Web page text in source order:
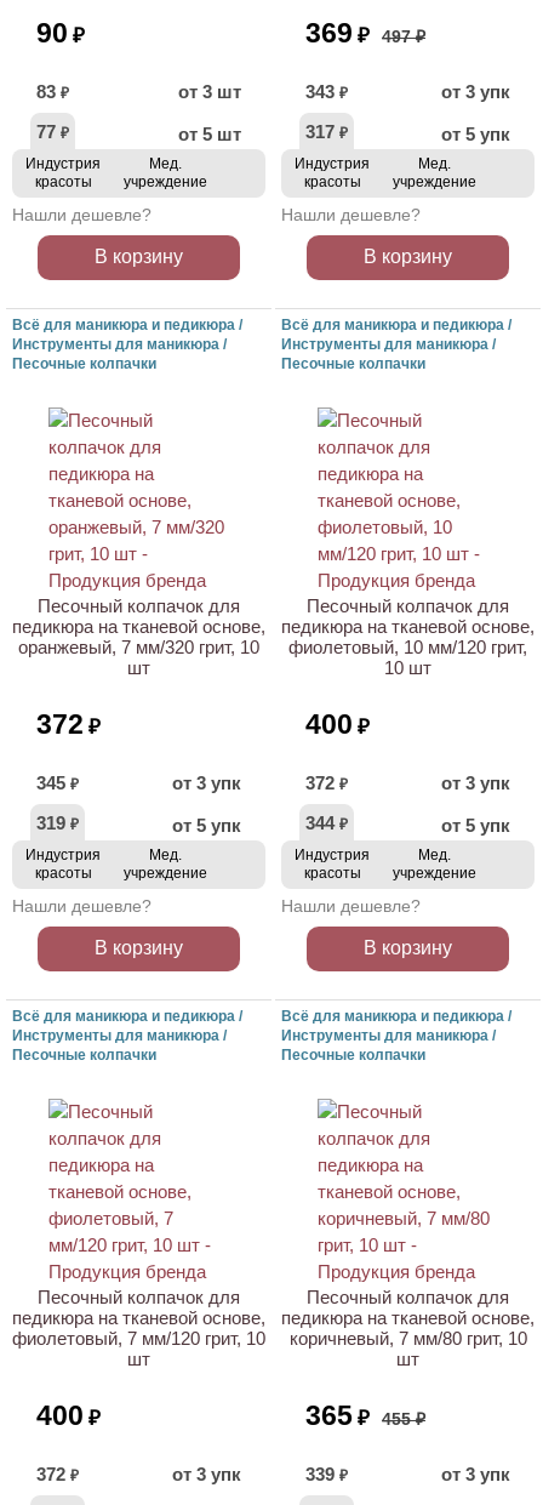
90 ₽
83 ₽
от 3 шт
77 ₽ от 5 шт
Индустрия
красоты
Мед.
учреждение
Нашли дешевле?
В корзину
369 ₽ 497 ₽
343 ₽
от 3 упк
317 ₽ от 5 упк
Индустрия
красоты
Мед.
учреждение
Нашли дешевле?
В корзину
Всё для маникюра и педикюра /
Инструменты для маникюра /
Песочные колпачки
Песочный колпачок для
педикюра на тканевой основе,
оранжевый, 7 мм/320 грит, 10
шт
372 ₽
345 ₽
от 3 упк
319 ₽ от 5 упк
Индустрия
красоты
Мед.
учреждение
Нашли дешевле?
В корзину
Всё для маникюра и педикюра /
Инструменты для маникюра /
Песочные колпачки
Песочный колпачок для
педикюра на тканевой основе,
фиолетовый, 10 мм/120 грит,
10 шт
400 ₽
372 ₽
от 3 упк
344 ₽ от 5 упк
Индустрия
красоты
Мед.
учреждение
Нашли дешевле?
В корзину
Всё для маникюра и педикюра /
Инструменты для маникюра /
Песочные колпачки
Песочный колпачок для
педикюра на тканевой основе,
фиолетовый, 7 мм/120 грит, 10
шт
400 ₽
372 ₽
от 3 упк
Всё для маникюра и педикюра /
Инструменты для маникюра /
Песочные колпачки
Песочный колпачок для
педикюра на тканевой основе,
коричневый, 7 мм/80 грит, 10
шт
365 ₽ 455 ₽
339 ₽
от 3 упк